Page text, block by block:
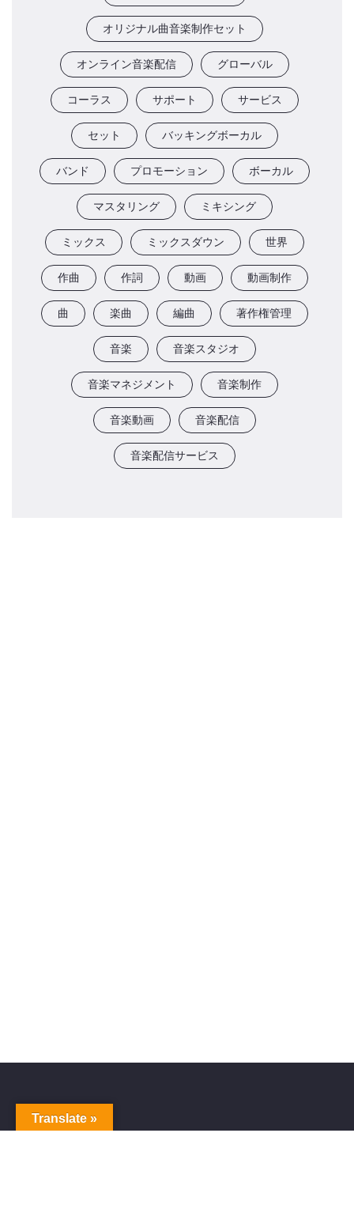
オリジナル曲音楽制作セット
オンライン音楽配信 グローバル
コーラス サポート サービス
セット バッキングボーカル
バンド プロモーション ボーカル
マスタリング ミキシング
ミックス ミックスダウン 世界
作曲 作詞 動画 動画制作
曲 楽曲 編曲 著作権管理
音楽 音楽スタジオ
音楽マネジメント 音楽制作
音楽動画 音楽配信
音楽配信サービス
Translate »